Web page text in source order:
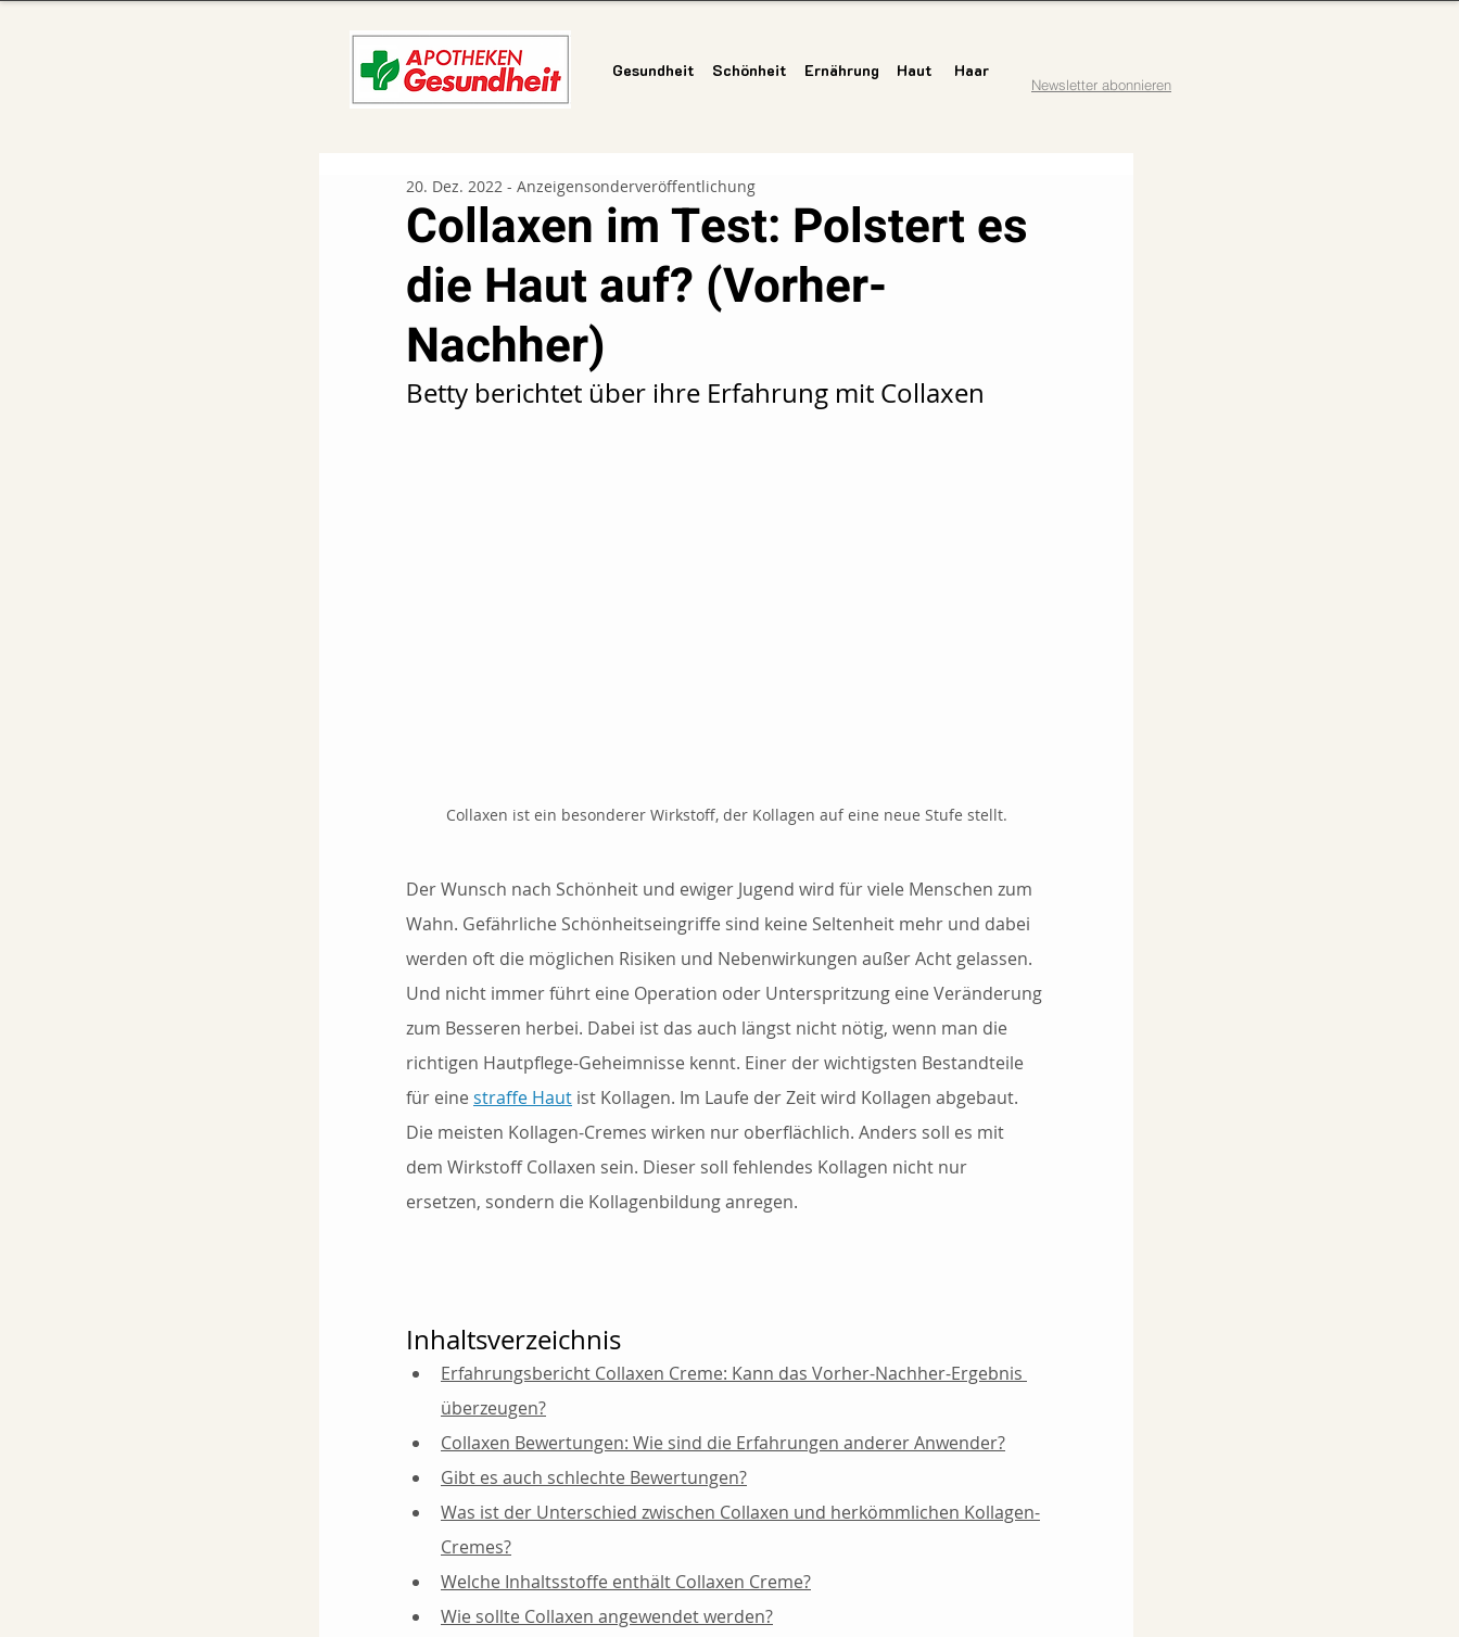
Gesundheit Schönheit Ernährung Haut Haar
Newsletter abonnieren
Collaxen im Test: Polstert es
die Haut auf? (Vorher-
Nachher)
20. Dez. 2022 - Anzeigensonderveröffentlichung
Betty berichtet über ihre Erfahrung mit Collaxen
Collaxen ist ein besonderer Wirkstoff, der Kollagen auf eine neue Stufe stellt.
Der Wunsch nach Schönheit und ewiger Jugend wird für viele Menschen zum
Wahn. Gefährliche Schönheitseingriffe sind keine Seltenheit mehr und dabei
werden oft die möglichen Risiken und Nebenwirkungen außer Acht gelassen.
Und nicht immer führt eine Operation oder Unterspritzung eine Veränderung
zum Besseren herbei. Dabei ist das auch längst nicht nötig, wenn man die
richtigen Hautpflege-Geheimnisse kennt. Einer der wichtigsten Bestandteile
für eine straffe Haut ist Kollagen. Im Laufe der Zeit wird Kollagen abgebaut.
Die meisten Kollagen-Cremes wirken nur oberflächlich. Anders soll es mit
dem Wirkstoff Collaxen sein. Dieser soll fehlendes Kollagen nicht nur
ersetzen, sondern die Kollagenbildung anregen.
Inhaltsverzeichnis
Erfahrungsbericht Collaxen Creme: Kann das Vorher-Nachher-Ergebnis
überzeugen?
Collaxen Bewertungen: Wie sind die Erfahrungen anderer Anwender?
Gibt es auch schlechte Bewertungen?
Was ist der Unterschied zwischen Collaxen und herkömmlichen Kollagen-
Cremes?
Welche Inhaltsstoffe enthält Collaxen Creme?
Wie sollte Collaxen angewendet werden?